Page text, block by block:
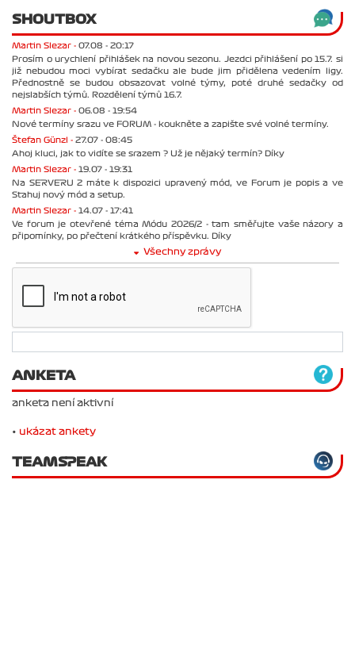
SHOUTBOX
Martin Slezar - 07.08 - 20:17
Prosím o urychlení přihlášek na novou sezonu. Jezdci přihlášení po 15.7. si
již nebudou moci vybírat sedačku ale bude jim přidělena vedením ligy.
Přednostně se budou obsazovat volné týmy, poté druhé sedačky od
nejslabších týmů. Rozdělení týmů 16.7.
Martin Slezar - 06.08 - 19:54
Nové termíny srazu ve FORUM - koukněte a zapište své volné termíny.
Štefan Günzl - 27.07 - 08:45
Ahoj kluci, jak to vidíte se srazem ? Už je nějaký termín? Díky
Martin Slezar - 19.07 - 19:31
Na SERVERU 2 máte k dispozici upravený mód, ve Forum je popis a ve
Stahuj nový mód a setup.
Martin Slezar - 14.07 - 17:41
Ve forum je otevřené téma Módu 2026/2 - tam směřujte vaše názory a
připomínky, po přečtení krátkého příspěvku. Díky
Všechny zprávy
ANKETA
anketa není aktivní
• ukázat ankety
TEAMSPEAK